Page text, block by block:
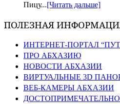
Пицу...[Читать дальше]
ПОЛЕЗНАЯ
ИНТЕРНЕТ-ПОРТАЛ
ПРО АБХАЗИЮ
НОВОСТИ АБХАЗИИ
ВИРТУАЛЬНЫЕ 3D
ВЕБ-КАМЕРЫ АБХАЗИИ